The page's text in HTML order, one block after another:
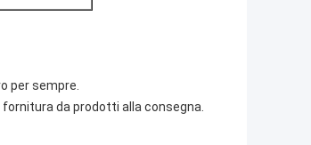
per sempre.
da prodotti alla consegna.